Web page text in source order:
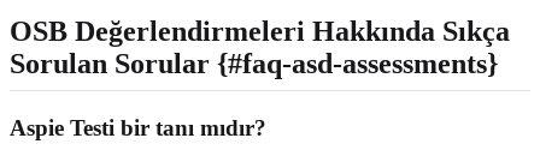
OSB Değerlendirmeleri Hakkında Sıkça
Sorulan Sorular {#faq-asd-assessments}
Aspie Testi bir tanı mıdır?